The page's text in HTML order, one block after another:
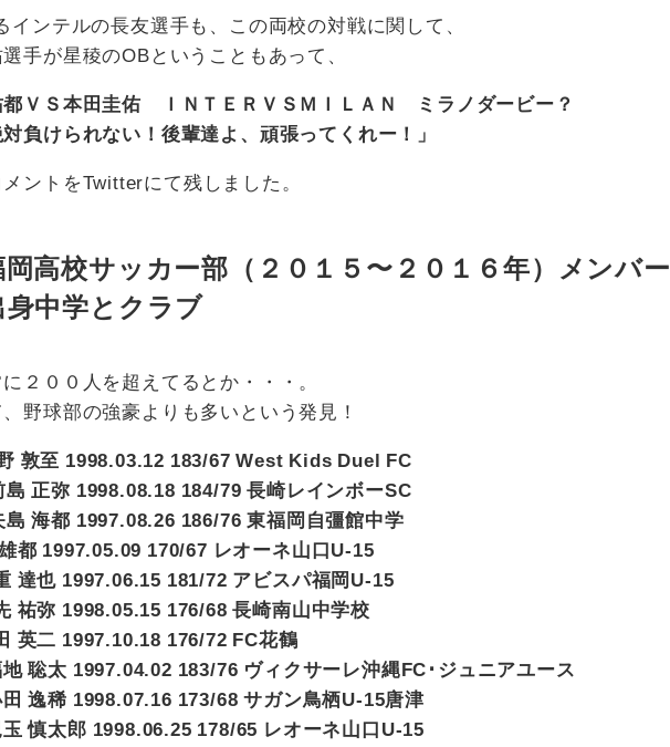
インテルの長友選手も、この両校の対戦に関して、
手が星稜のOBということもあって、
都ＶＳ本田圭佑 ＩＮＴＥＲＶＳＭＩＬＡＮ ミラノダービー？
負けられない！後輩達よ、頑張ってくれー！」
メントをTwitterにて残しました。
岡高校サッカー部（２０１５〜２０１６年）メンバー
身中学とクラブ
２００人を超えてるとか・・・。
野球部の強豪よりも多いという発見！
敦至 1998.03.12 183/67 West Kids Duel FC
島 正弥 1998.08.18 184/79 長崎レインボーSC
島 海都 1997.08.26 186/76 東福岡自彊館中学
都 1997.05.09 170/67 レオーネ山口U-15
達也 1997.06.15 181/72 アビスパ福岡U-15
祐弥 1998.05.15 176/68 長崎南山中学校
英二 1997.10.18 176/72 FC花鶴
聡太 1997.04.02 183/76 ヴィクサーレ沖縄FC･ジュニアユース
逸稀 1998.07.16 173/68 サガン鳥栖U-15唐津
慎太郎 1998.06.25 178/65 レオーネ山口U-15